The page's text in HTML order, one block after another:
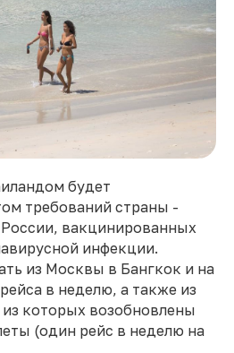
будет
требований страны -
вакцинированных
инфекции.
из Москвы в Бангкок и на
в неделю, а также из
которых возобновлены
(один рейс в неделю на